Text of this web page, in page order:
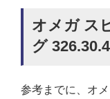
オメガ ス
グ
参考までに、オ